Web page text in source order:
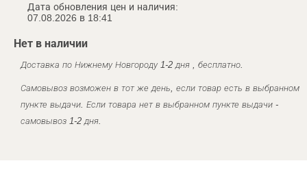
Дата обновления цен и наличия:
07.08.2026 в 18:41
Нет в наличии
Доставка по Нижнему Новгороду 1-2 дня , бесплатно.
Самовывоз возможен в тот же день, если товар есть в выбранном
пункте выдачи. Если товара нет в выбранном пункте выдачи -
самовывоз 1-2 дня.